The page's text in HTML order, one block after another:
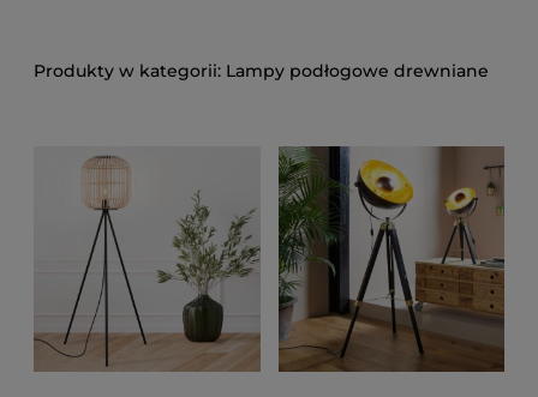
Lampy podłogowe drewniane